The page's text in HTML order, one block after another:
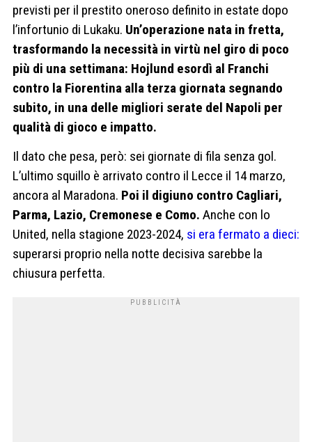
previsti per il prestito oneroso definito in estate dopo
l’infortunio di Lukaku. Un’operazione nata in fretta,
trasformando la necessità in virtù nel giro di poco
più di una settimana: Hojlund esordì al Franchi
contro la Fiorentina alla terza giornata segnando
subito, in una delle migliori serate del Napoli per
qualità di gioco e impatto.
Il dato che pesa, però: sei giornate di fila senza gol.
L’ultimo squillo è arrivato contro il Lecce il 14 marzo,
ancora al Maradona. Poi il digiuno contro Cagliari,
Parma, Lazio, Cremonese e Como. Anche con lo
United, nella stagione 2023-2024, si era fermato a dieci:
superarsi proprio nella notte decisiva sarebbe la
chiusura perfetta.